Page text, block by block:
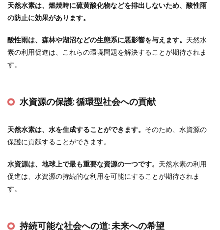
天然水素は、燃焼時に硫黄酸化物などを排出しないため、酸性雨
の防止に効果があります。
酸性雨は、森林や湖沼などの生態系に悪影響を与えます。 天然水
素の利用促進は、これらの環境問題を解決することが期待されま
す。
水資源の保護:循環型社会への貢献
天然水素は、水を生成することができます。 そのため、水資源の
保護に貢献することができます。
水資源は、地球上で最も重要な資源の一つです。 天然水素の利用
促進は、水資源の持続的な利用を可能にすることが期待されま
す。
持続可能な社会への道:未来への希望